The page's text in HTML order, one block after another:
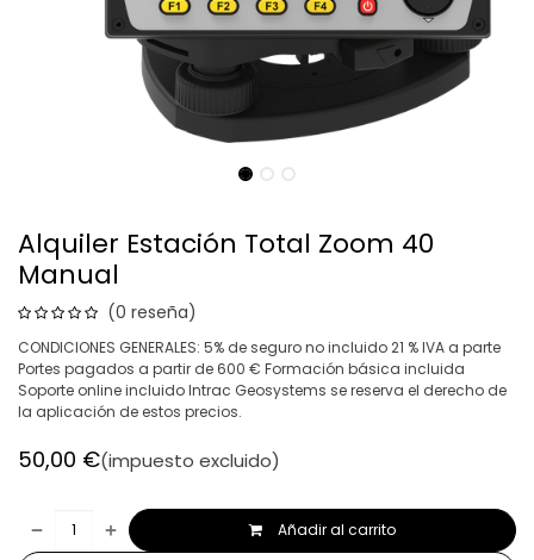
Alquiler Estación Total Zoom 40
Manual
(0 reseña)
CONDICIONES GENERALES: 5% de seguro no incluido 21 % IVA a parte
Portes pagados a partir de 600 € Formación básica incluida
Soporte online incluido Intrac Geosystems se reserva el derecho de
la aplicación de estos precios.
50,00 €(impuesto excluido)
Añadir al carrito